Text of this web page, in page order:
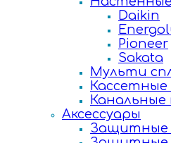
Daikin
Pioneer
Sakata
Мульти
Аксессуары
Защитные